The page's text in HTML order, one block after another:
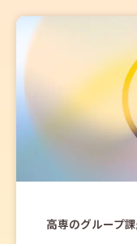
高専のグループ